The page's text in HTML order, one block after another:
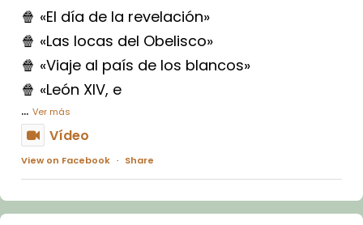
🍿 «El día de la revelación»
🍿 «Las locas del Obelisco»
🍿 «Viaje al país de los blancos»
🍿 «León XIV, e
... Ver más
Vídeo
View on Facebook · Share
Arquebisbat de Barcelona